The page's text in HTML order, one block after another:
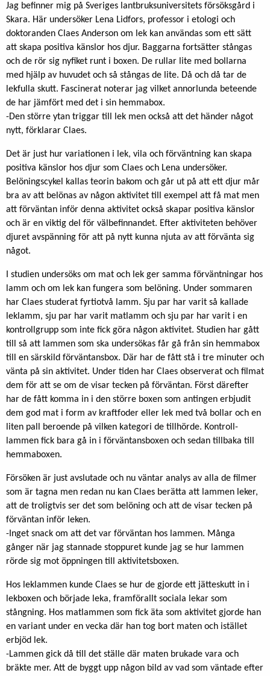
Jag befinner mig på Sveriges lantbruksuniversitets försöksgård i
Skara. Här undersöker Lena Lidfors, professor i etologi och
doktoranden Claes Anderson om lek kan användas som ett sätt
att skapa positiva känslor hos djur. Baggarna fortsätter stångas
och de rör sig nyfiket runt i boxen. De rullar lite med bollarna
med hjälp av huvudet och så stångas de lite. Då och då tar de
lekfulla skutt. Fascinerat noterar jag vilket annorlunda beteende
de har jämfört med det i sin hemmabox.
-Den större ytan triggar till lek men också att det händer något
nytt, förklarar Claes.
Det är just hur variationen i lek, vila och förväntning kan skapa
positiva känslor hos djur som Claes och Lena undersöker.
Belöningscykel kallas teorin bakom och går ut på att ett djur mår
bra av att belönas av någon aktivitet till exempel att få mat men
att förväntan inför denna aktivitet också skapar positiva känslor
och är en viktig del för välbefinnandet. Efter aktiviteten behöver
djuret avspänning för att på nytt kunna njuta av att förvänta sig
något.
I studien undersöks om mat och lek ger samma förväntningar hos
lamm och om lek kan fungera som belöning. Under sommaren
har Claes studerat fyrtiotvå lamm. Sju par har varit så kallade
leklamm, sju par har varit matlamm och sju par har varit i en
kontrollgrupp som inte fick göra någon aktivitet. Studien har gått
till så att lammen som ska undersökas får gå från sin hemmabox
till en särskild förväntansbox. Där har de fått stå i tre minuter och
vänta på sin aktivitet. Under tiden har Claes observerat och filmat
dem för att se om de visar tecken på förväntan. Först därefter
har de fått komma in i den större boxen som antingen erbjudit
dem god mat i form av kraftfoder eller lek med två bollar och en
liten pall beroende på vilken kategori de tillhörde. Kontroll-
lammen fick bara gå in i förväntansboxen och sedan tillbaka till
hemmaboxen.
Försöken är just avslutade och nu väntar analys av alla de filmer
som är tagna men redan nu kan Claes berätta att lammen leker,
att de troligtvis ser det som belöning och att de visar tecken på
förväntan inför leken.
-Inget snack om att det var förväntan hos lammen. Många
gånger när jag stannade stoppuret kunde jag se hur lammen
rörde sig mot öppningen till aktivitetsboxen.
Hos leklammen kunde Claes se hur de gjorde ett jätteskutt in i
lekboxen och började leka, framförallt sociala lekar som
stångning. Hos matlammen som fick äta som aktivitet gjorde han
en variant under en vecka där han tog bort maten och istället
erbjöd lek.
-Lammen gick då till det ställe där maten brukade vara och
bräkte mer. Att de byggt upp någon bild av vad som väntade efter